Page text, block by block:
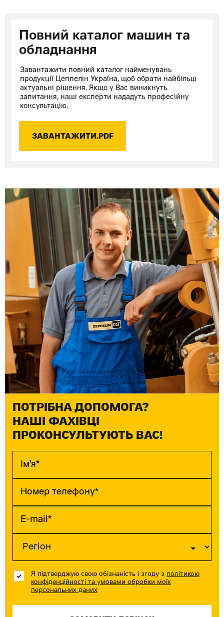
Повний каталог машин та
обладнання
Завантажити повний каталог найменувань
продукції Цеппелін Україна, щоб обрати найбільш
актуальні рішення. Якщо у Вас виникнуть
запитання, наші експерти нададуть професійну
консультацію.
ЗАВАНТАЖИТИ.PDF
ПОТРІБНА ДОПОМОГА?
НАШІ ФАХІВЦІ
ПРОКОНСУЛЬТУЮТЬ ВАС!
Я підтверджую свою обізнаність і згоду з політикою
конфіденційності та умовами обробки моїх
персональних даних